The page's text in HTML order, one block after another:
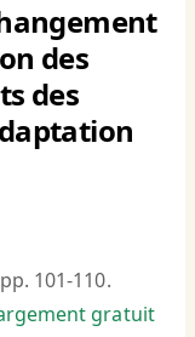
des
des
101-110.
gratuit